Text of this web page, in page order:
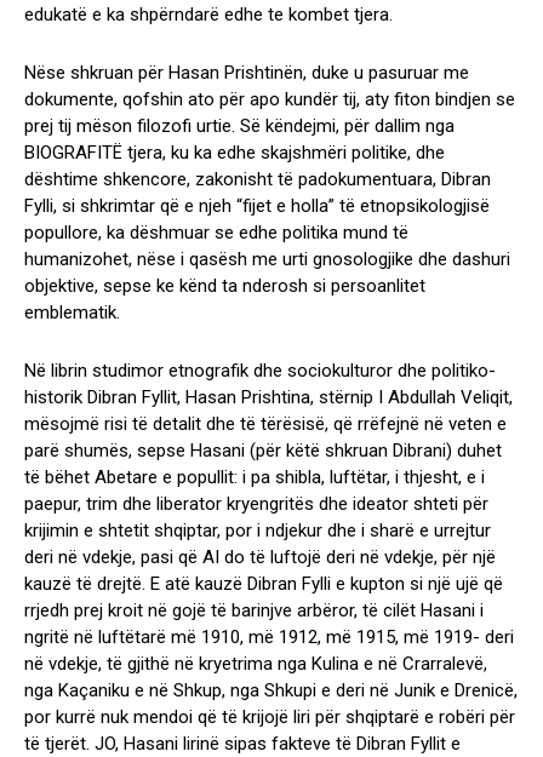
edukatë e ka shpërndarë edhe te kombet tjera.
Nëse shkruan për Hasan Prishtinën, duke u pasuruar me
dokumente, qofshin ato për apo kundër tij, aty fiton bindjen se
prej tij mëson filozofi urtie. Së këndejmi, për dallim nga
BIOGRAFITË tjera, ku ka edhe skajshmëri politike, dhe
dështime shkencore, zakonisht të padokumentuara, Dibran
Fylli, si shkrimtar që e njeh “fijet e holla” të etnopsikologjisë
popullore, ka dëshmuar se edhe politika mund të
humanizohet, nëse i qasësh me urti gnosologjike dhe dashuri
objektive, sepse ke kënd ta nderosh si persoanlitet
emblematik.
Në librin studimor etnografik dhe sociokulturor dhe politiko-
historik Dibran Fyllit, Hasan Prishtina, stërnip I Abdullah Veliqit,
mësojmë risi të detalit dhe të tërësisë, që rrëfejnë në veten e
parë shumës, sepse Hasani (për këtë shkruan Dibrani) duhet
të bëhet Abetare e popullit: i pa shibla, luftëtar, i thjesht, e i
paepur, trim dhe liberator kryengritës dhe ideator shteti për
krijimin e shtetit shqiptar, por i ndjekur dhe i sharë e urrejtur
deri në vdekje, pasi që AI do të luftojë deri në vdekje, për një
kauzë të drejtë. E atë kauzë Dibran Fylli e kupton si një ujë që
rrjedh prej kroit në gojë të barinjve arbëror, të cilët Hasani i
ngritë në luftëtarë më 1910, më 1912, më 1915, më 1919- deri
në vdekje, të gjithë në kryetrima nga Kulina e në Crarralevë,
nga Kaçaniku e në Shkup, nga Shkupi e deri në Junik e Drenicë,
por kurrë nuk mendoi që të krijojë liri për shqiptarë e robëri për
të tjerët. JO, Hasani lirinë sipas fakteve të Dibran Fyllit e